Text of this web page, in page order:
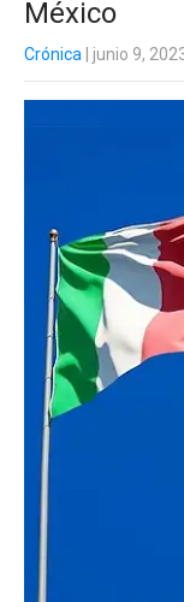
México
Crónica | junio 9,